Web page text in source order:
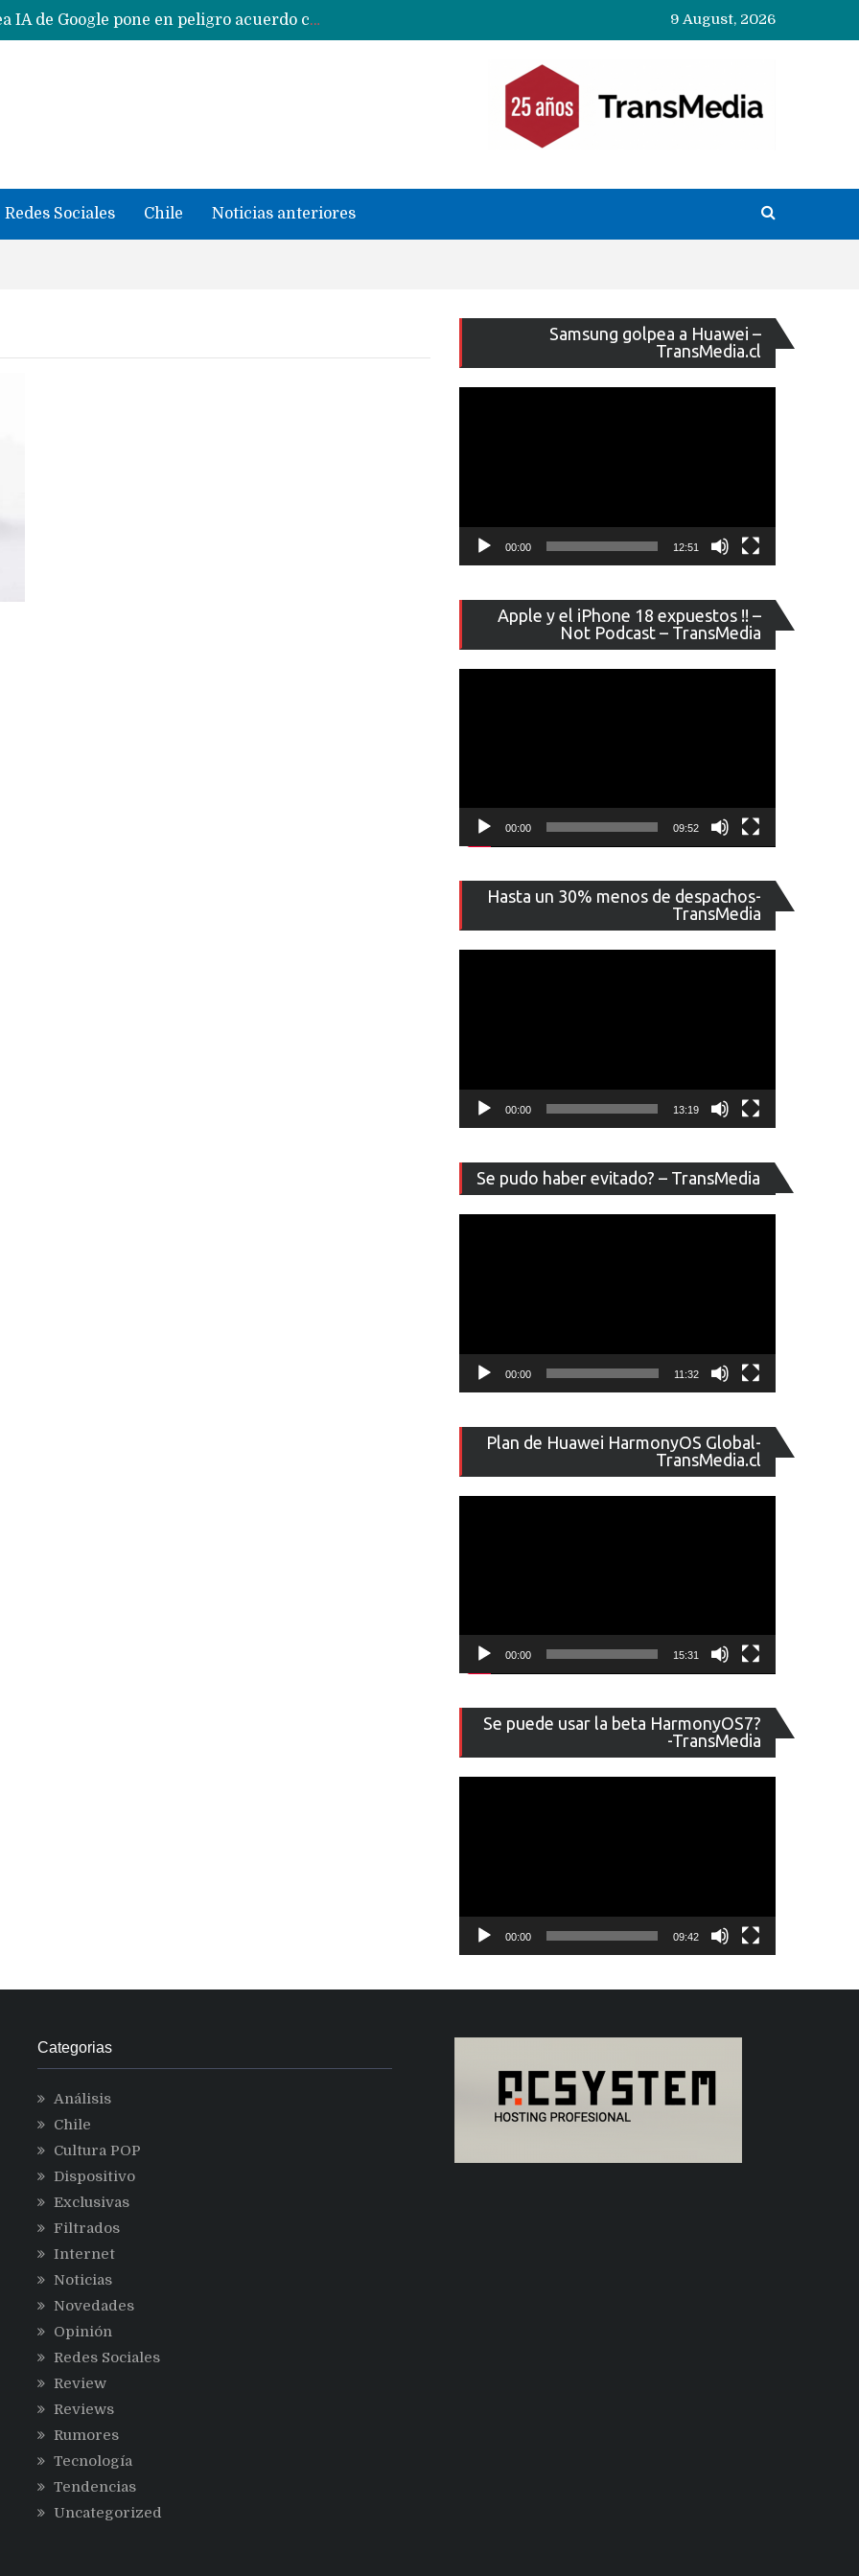
Reestructuración de fondo en área IA de Google pone en peligro acuerdo con Apple y salvataje de Siri
CXMT le dice NO a la venta de sus memorias a Apple y dará prioridad a Huawei y Xiaomi
9 August, 2026
Redes Sociales Chile Noticias anteriores
Samsung golpea a Huawei –
TransMedia.cl
de
vídeo
00:00 12:51
Apple y el iPhone 18 expuestos !! –
Not Podcast – TransMedia
de
vídeo
00:00 09:52
Hasta un 30% menos de despachos-
TransMedia
de
vídeo
00:00 13:19
Se pudo haber evitado? – TransMedia
de
vídeo
00:00 11:32
Plan de Huawei HarmonyOS Global-
TransMedia.cl
de
vídeo
00:00 15:31
Se puede usar la beta HarmonyOS7?
-TransMedia
de
vídeo
00:00 09:42
Categorias
Análisis
Chile
Cultura POP
Dispositivo
Exclusivas
Filtrados
Internet
Noticias
Novedades
Opinión
Redes Sociales
Review
Reviews
Rumores
Tecnología
Tendencias
Uncategorized